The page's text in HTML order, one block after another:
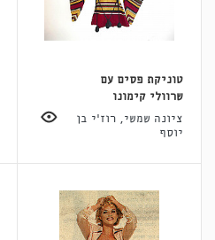
טוניקת פסים עם
שרוולי קימונו
ציונה שמשי, רוז'י בן
יוסף